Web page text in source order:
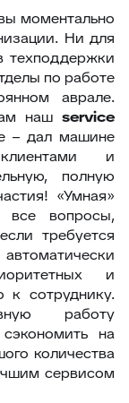
моментально
Ни для
техподдержки
по работе
аврале.
наш service
– дал машине
и
полную
«Умная»
все вопросы,
требуется
и
к сотруднику.
работу
на
количества
сервисом